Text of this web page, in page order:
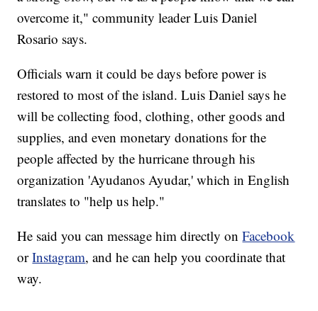
overcome it," community leader Luis Daniel
Rosario says.
Officials warn it could be days before power is
restored to most of the island. Luis Daniel says he
will be collecting food, clothing, other goods and
supplies, and even monetary donations for the
people affected by the hurricane through his
organization 'Ayudanos Ayudar,' which in English
translates to "help us help."
He said you can message him directly onFacebook
orInstagram, and he can help you coordinate that
way.